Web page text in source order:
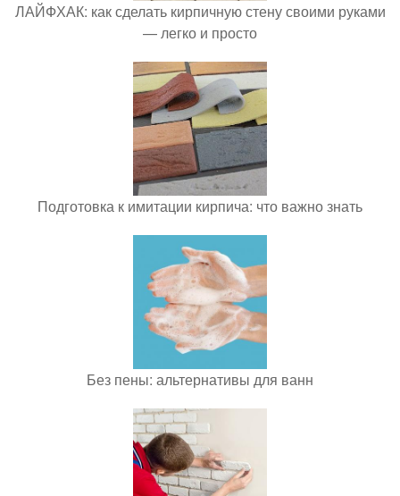
ЛАЙФХАК: как сделать кирпичную стену своими руками
— легко и просто
Подготовка к имитации кирпича: что важно знать
Без пены: альтернативы для ванн